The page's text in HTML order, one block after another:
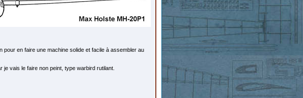
en faire une machine solide et facile à assembler au
je vais le faire non peint, type warbird rutilant.